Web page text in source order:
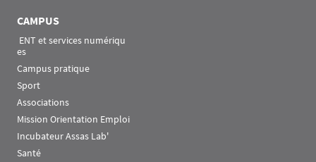
CAMPUS
es
Campus pratique
Sport
Associations
Mission Orientation Emploi
Incubateur Assas Lab'
Santé